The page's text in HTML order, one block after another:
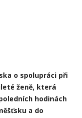
o spolupráci při
ženě, která
hodinách
a do